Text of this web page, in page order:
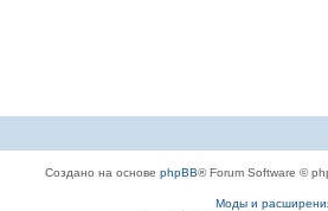
Создано на основе phpBB® Forum Software ©
Моды и